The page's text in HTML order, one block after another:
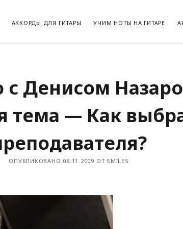
АККОРДЫ ДЛЯ ГИТАРЫ УЧИМ НОТЫ НА ГИТАРЕ
с Денисом
тема — Как
ОПУБЛИКОВАНО 08.11.2009 ОТ SMILES